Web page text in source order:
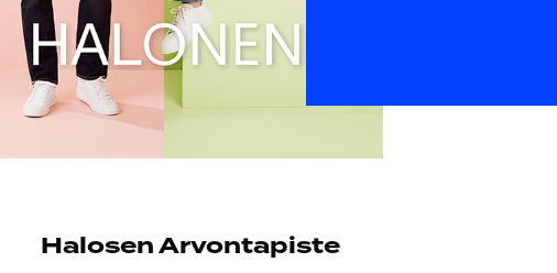
HalosenArvontapiste